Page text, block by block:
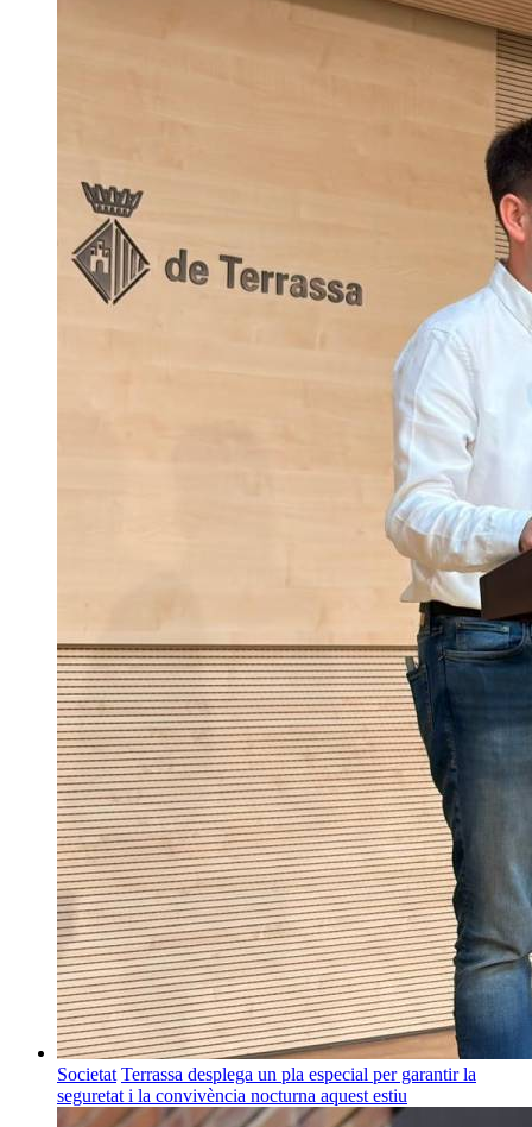
Societat Terrassa desplega un pla especial per garantir la
seguretat i la convivència nocturna aquest estiu